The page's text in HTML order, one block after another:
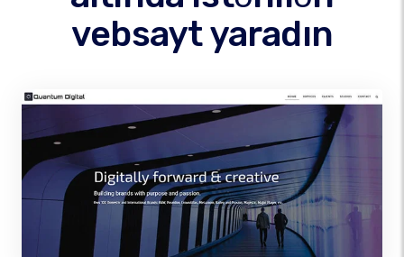
vebsayt yaradın